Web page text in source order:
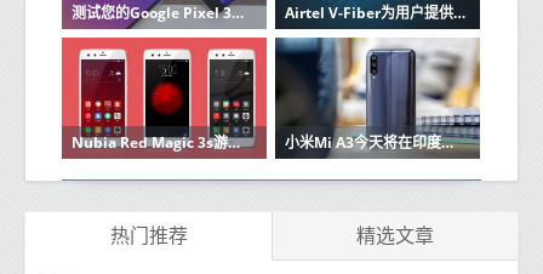
测试您的Google Pixel 3看看它是否有这个恼人的相机问题 Airtel V-Fiber为用户提供高达300 Mbps的宽带互联网速度
Nubia Red Magic 3s游戏智能手机将于9月5日推出 小米Mi A3今天将在印度推出具有许多最新功能
热门推荐 精选文章